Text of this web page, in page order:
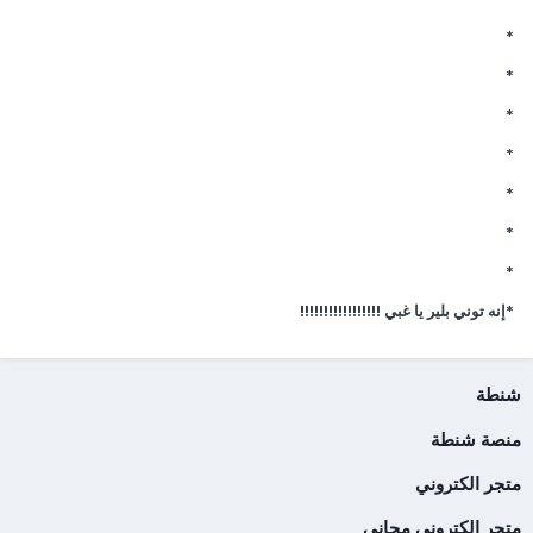
*
*
*
*
*
*
*
*إنه توني بلير يا غبي !!!!!!!!!!!!!!!!!
شنطة
منصة شنطة
متجر الكتروني
متجر إلكتروني مجاني